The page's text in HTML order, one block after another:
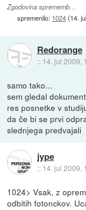
Zgodovina sprememb…
spremenilo: 1024(14.
Redorange
:: 14. jul 2009,
samo tako...
sem gledal
res posnetke v
da če bi se prvi
slednjega predvajali
jype
:: 14. jul 2009,
1024> Vsak, z
odbitih fotonckov.